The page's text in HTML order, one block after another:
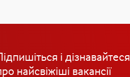
і дізнавайтеся
найсвіжіші вакансії